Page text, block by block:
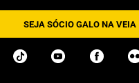
SEJA SÓCIO GALO NA VEIA